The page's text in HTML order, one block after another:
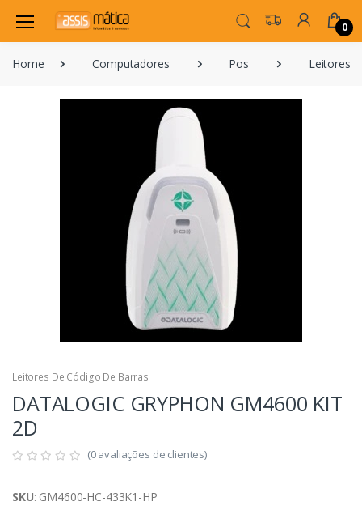
0
Home Computadores Pos Leitores
Leitores De Código De Barras
DATALOGIC GRYPHON GM4600 KIT
2D
(0 avaliações de clientes)
SKU: GM4600-HC-433K1-HP